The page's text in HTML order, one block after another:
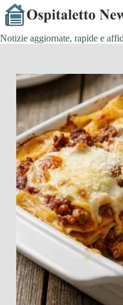
Salta
al
contenuto
Notizie aggiornate, rapide e